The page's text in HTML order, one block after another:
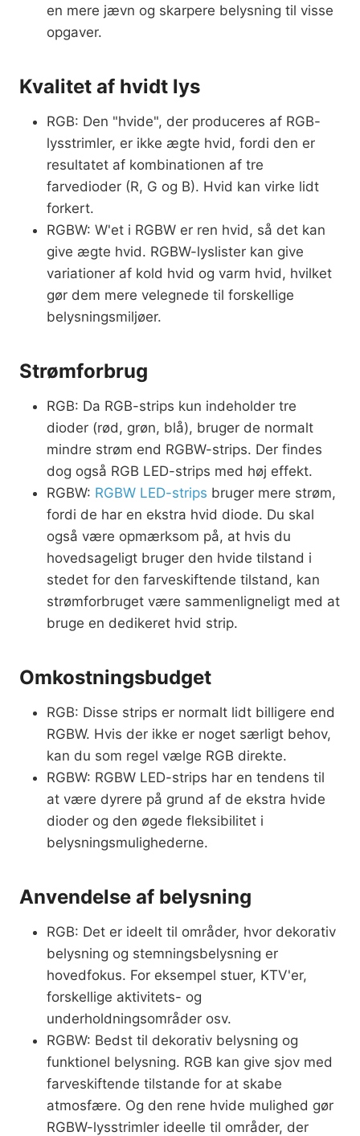
en mere jævn og skarpere belysning til visse
opgaver.
Kvalitet af hvidt lys
RGB: Den "hvide", der produceres af RGB-
lysstrimler, er ikke ægte hvid, fordi den er
resultatet af kombinationen af tre
farvedioder (R, G og B). Hvid kan virke lidt
forkert.
RGBW: W'et i RGBW er ren hvid, så det kan
give ægte hvid. RGBW-lyslister kan give
variationer af kold hvid og varm hvid, hvilket
gør dem mere velegnede til forskellige
belysningsmiljøer.
Strømforbrug
RGB: Da RGB-strips kun indeholder tre
dioder (rød, grøn, blå), bruger de normalt
mindre strøm end RGBW-strips. Der findes
dog også RGB LED-strips med høj effekt.
RGBW: RGBW LED-strips bruger mere strøm,
fordi de har en ekstra hvid diode. Du skal
også være opmærksom på, at hvis du
hovedsageligt bruger den hvide tilstand i
stedet for den farveskiftende tilstand, kan
strømforbruget være sammenligneligt med at
bruge en dedikeret hvid strip.
Omkostningsbudget
RGB: Disse strips er normalt lidt billigere end
RGBW. Hvis der ikke er noget særligt behov,
kan du som regel vælge RGB direkte.
RGBW: RGBW LED-strips har en tendens til
at være dyrere på grund af de ekstra hvide
dioder og den øgede fleksibilitet i
belysningsmulighederne.
Anvendelse af belysning
RGB: Det er ideelt til områder, hvor dekorativ
belysning og stemningsbelysning er
hovedfokus. For eksempel stuer, KTV'er,
forskellige aktivitets- og
underholdningsområder osv.
RGBW: Bedst til dekorativ belysning og
funktionel belysning. RGB kan give sjov med
farveskiftende tilstande for at skabe
atmosfære. Og den rene hvide mulighed gør
RGBW-lysstrimler ideelle til områder, der